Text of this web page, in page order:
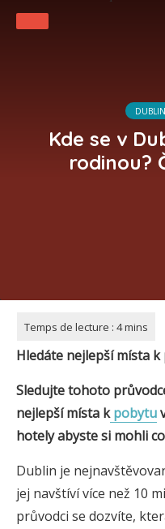
DUBLIN
Kde se v
rodinou?
Hledáte nejlepší místa
Sledujte tohoto
nejlepší místa kpobytu
hotelyabyste si mohli
Dublin je
jej navštíví více než 10
průvodci se dozvíte,